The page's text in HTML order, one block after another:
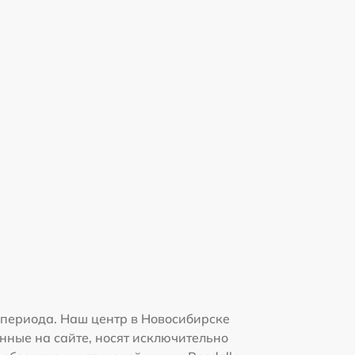
Наш центр в Новосибирске
на сайте, носят исключительно